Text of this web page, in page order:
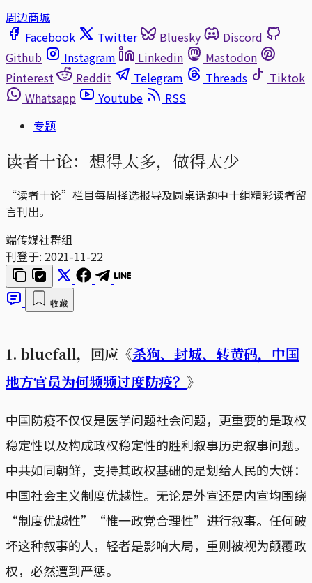
周边商城
Facebook
Twitter Bluesky
Discord
Github
Instagram Linkedin
Mastodon
Pinterest
Reddit Telegram Threads
Tiktok
Whatsapp
Youtube
RSS
专题
读者十论：想得太多，做得太少
“读者十论”栏目每周择选报导及圆桌话题中十组精彩读者留
言刊出。
端传媒社群组
刊登于: 2021-11-22
收藏
1. bluefall，回应《杀狗、封城、转黄码，中国
地方官员为何频频过度防疫？ 》
中国防疫不仅仅是医学问题社会问题，更重要的是政权
稳定性以及构成政权稳定性的胜利叙事历史叙事问题。
中共如同朝鲜，支持其政权基础的是划给人民的大饼：
中国社会主义制度优越性。无论是外宣还是内宣均围绕
“制度优越性”“惟一政党合理性”进行叙事。任何破
坏这种叙事的人，轻者是影响大局，重则被视为颠覆政
权，必然遭到严惩。